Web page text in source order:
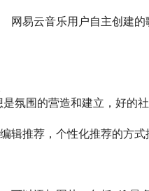
网易云音乐用户自主创建
围的营造和建立，好的
推荐，个性化推荐的方